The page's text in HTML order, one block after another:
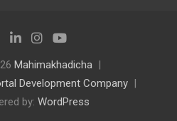
Mahimakhadicha
Development Company
by: WordPress